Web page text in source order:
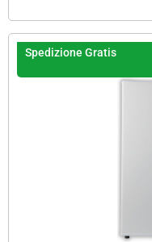
Spedizione Gratis